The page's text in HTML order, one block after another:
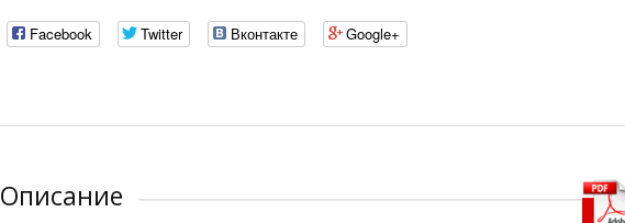
Facebook Twitter Вконтакте Google+
Описание